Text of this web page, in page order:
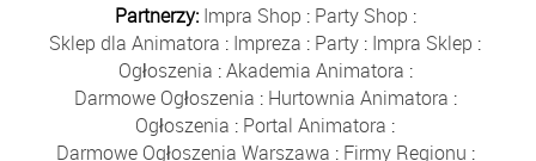
Partnerzy: Impra Shop : Party Shop :
Sklep dla Animatora : Impreza : Party : Impra Sklep :
Ogłoszenia :Akademia Animatora :
Darmowe Ogłoszenia : Hurtownia Animatora :
Ogłoszenia : Portal Animatora :
Darmowe Ogłoszenia Warszawa : Firmy Regionu :